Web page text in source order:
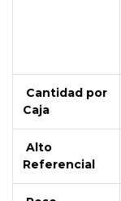
Cantidad por
Caja
Alto
Referencial